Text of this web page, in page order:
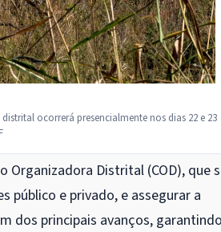
ocorrerá presencialmente nos dias 22 e 23
Distrital (COD), que
público e privado, e assegurar a
dos principais avanços, garantindo